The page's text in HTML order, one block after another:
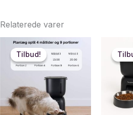
Relaterede varer
Tilbud!
Tilbud!